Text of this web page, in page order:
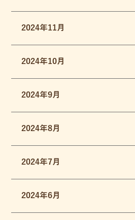
2024年11月
2024年10月
2024年9月
2024年8月
2024年7月
2024年6月